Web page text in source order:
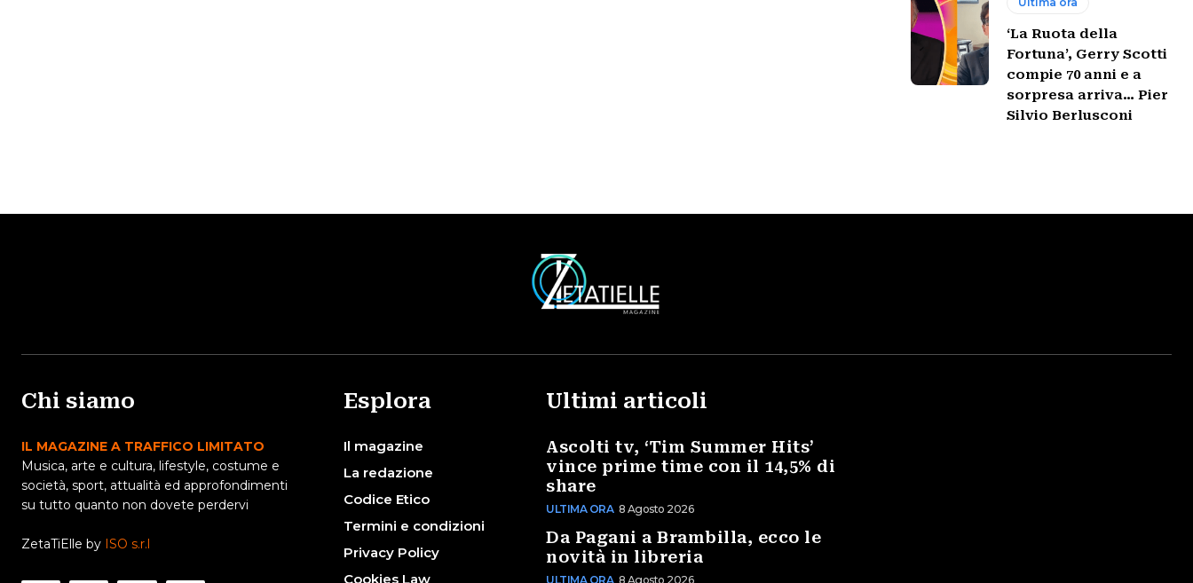
‘La Ruota della
Fortuna’, Gerry Scotti
compie 70 anni e a
sorpresa arriva… Pier
Silvio Berlusconi
Chi siamo
IL MAGAZINE A TRAFFICO LIMITATO
Musica, arte e cultura, lifestyle, costume e
società, sport, attualità ed approfondimenti
su tutto quanto non dovete perdervi
ZetaTiElle by ISO s.r.l
Esplora
Il magazine
La redazione
Codice Etico
Termini e condizioni
Privacy Policy
Cookies Law
Ultimi articoli
Ascolti tv, ‘Tim Summer Hits’
vince prime time con il 14,5% di
share
ULTIMA ORA 8 Agosto 2026
Da Pagani a Brambilla, ecco le
novità in libreria
ULTIMA ORA 8 Agosto 2026